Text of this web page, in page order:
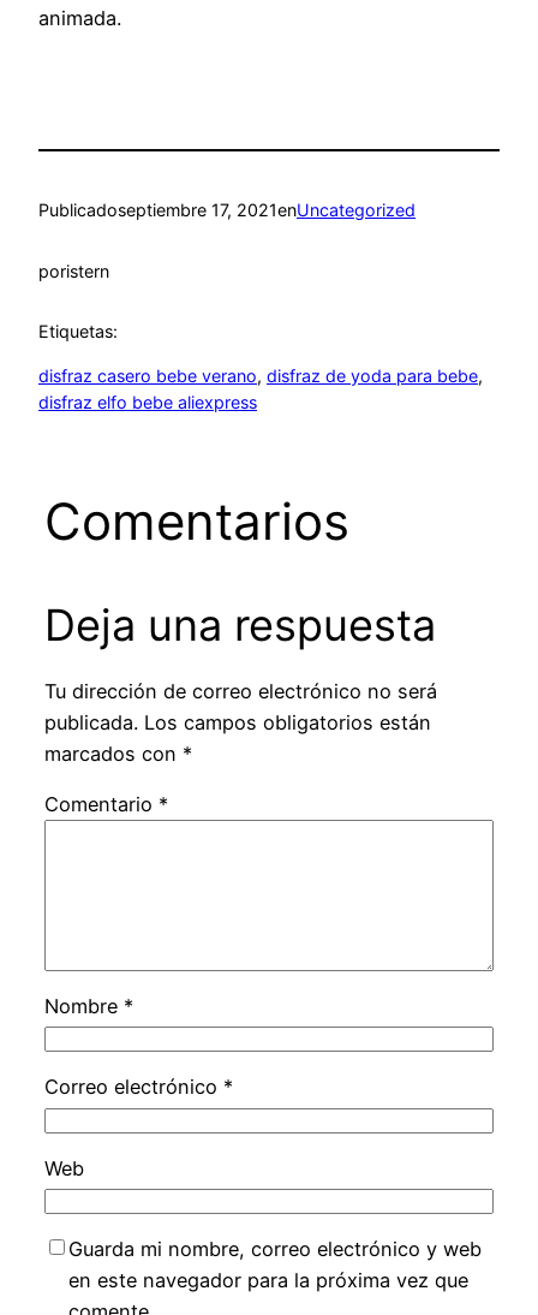
animada.
Publicadoseptiembre 17, 2021enUncategorized
poristern
Etiquetas:
disfraz casero bebe verano, disfraz de yoda para bebe
disfraz elfo bebe aliexpress
Comentarios
Deja una respuesta
Tu dirección de correo electrónico no será
publicada. Los campos obligatorios están
marcados con *
Comentario *
Nombre *
Correo electrónico *
Web
Guarda mi nombre, correo electrónico y web
en este navegador para la próxima vez que